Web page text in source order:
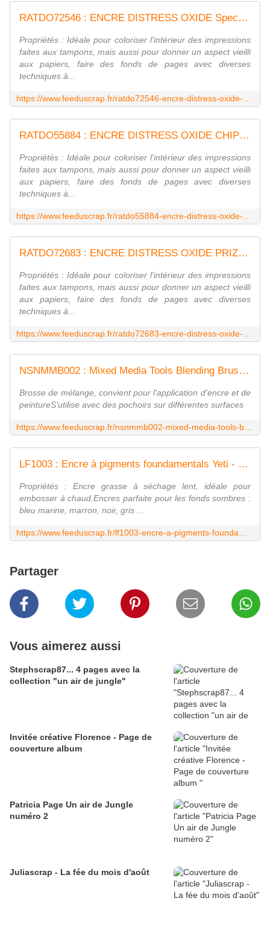
RATDO72546 : ENCRE DISTRESS OXIDE Speckled Egg FEE DU SCRAP
Propriétés : Idéale pour coloriser l'intérieur des impressions
faites aux tampons, mais aussi pour donner un aspect vieilli
aux papiers, faire des fonds de pages avec diverses
techniques à...
RATDO55884 : ENCRE DISTRESS OXIDE CHIPPED SAPP FEE DU SCRAP
Propriétés : Idéale pour coloriser l'intérieur des impressions
faites aux tampons, mais aussi pour donner un aspect vieilli
aux papiers, faire des fonds de pages avec diverses
techniques à...
RATDO72683 : ENCRE DISTRESS OXIDE PRIZE RIBBON FEE DU SCRAP
Propriétés : Idéale pour coloriser l'intérieur des impressions
faites aux tampons, mais aussi pour donner un aspect vieilli
aux papiers, faire des fonds de pages avec diverses
techniques à...
NSNMMB002 : Mixed Media Tools Blending Brush #1 FEE DU SCRAP
Brosse de mélange, convient pour l'application d'encre et de
peintureS’utilise avec des pochoirs sur différentes surfaces
LF1003 : Encre à pigments foundamentals Yeti - blanc fee du scrap
Propriétés : Encre grasse à séchage lent, idéale pour
embosser à chaud.Encres parfaite pour les fonds sombres :
bleu marine, marron, noir, gris ...
Partager
Vous aimerez aussi
Stephscrap87... 4 pages avec la
collection "un air de jungle"
Invitée créative Florence - Page de
couverture album
Patricia Page Un air de Jungle
numéro 2
Juliascrap - La fée du mois d'août